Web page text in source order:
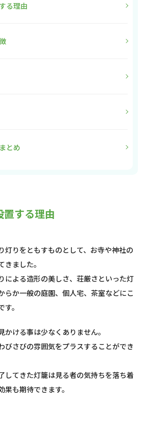
る理由
とめ
置する理由
灯りをともすものとして、お寺や神社の
ました。
による造形の美しさ、荘厳さといった灯
らか一般の庭園、個人宅、茶室などにこ
。
ける事は少なくありません。
びさびの雰囲気をプラスすることができ
してきた灯籠は見る者の気持ちを落ち着
も期待できます。